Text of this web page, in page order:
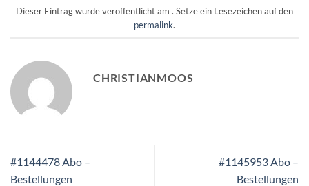
Dieser Eintrag wurde veröffentlicht am . Setze ein Lesezeichen auf den
permalink.
CHRISTIANMOOS
#1144478 Abo –
Bestellungen
#1145953 Abo –
Bestellungen